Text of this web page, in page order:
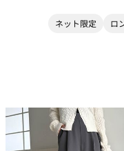
ネット限定 ロ